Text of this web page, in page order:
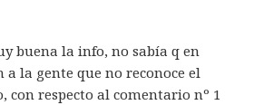
buena la info, no sabía q en
a la gente que no reconoce el
con respecto al comentario nº 1